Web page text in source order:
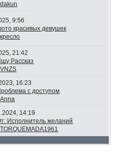
dakun
9:56
красивых девушек
кресло
21:42
Рассказ
VNZS
16:23
с доступом
Anna
14:19
Исполнитель желаний
TORQUEMADA1961